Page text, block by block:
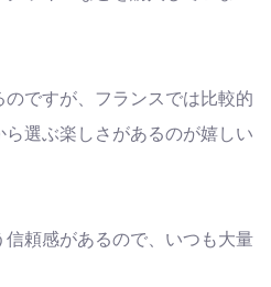
のですが、フランスでは比較的
選ぶ楽しさがあるのが嬉しい
頼感があるので、いつも大量